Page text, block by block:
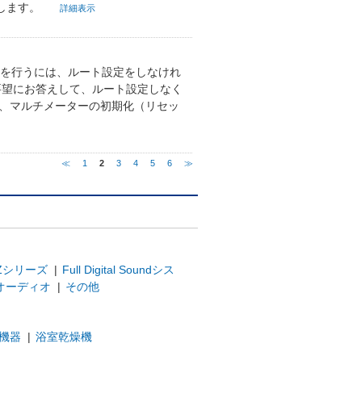
ます。
詳細表示
行うには、ルート設定をしなけれ
にお答えして、ルート設定しなく
マルチメーターの初期化（リセッ
≪ 1 2 3 4 5 6 ≫
リーズ | Full Digital Soundシス
ーディオ | その他
器 | 浴室乾燥機